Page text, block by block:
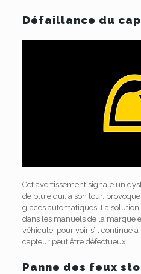
Défaillance du
Cet avertissement signale un
de pluie qui, à son tour,
glaces automatiques. La
dans les manuels de la marque
véhicule, pour voir s’il continue à
capteur peut être défectueux.
Panne des feux